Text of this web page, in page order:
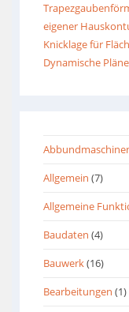
eigener
Knicklage für
Dynamische
Allgemein (7)
Allgemeine
Baudaten (4)
Bauwerk(16)
Bearbeitungen (1)